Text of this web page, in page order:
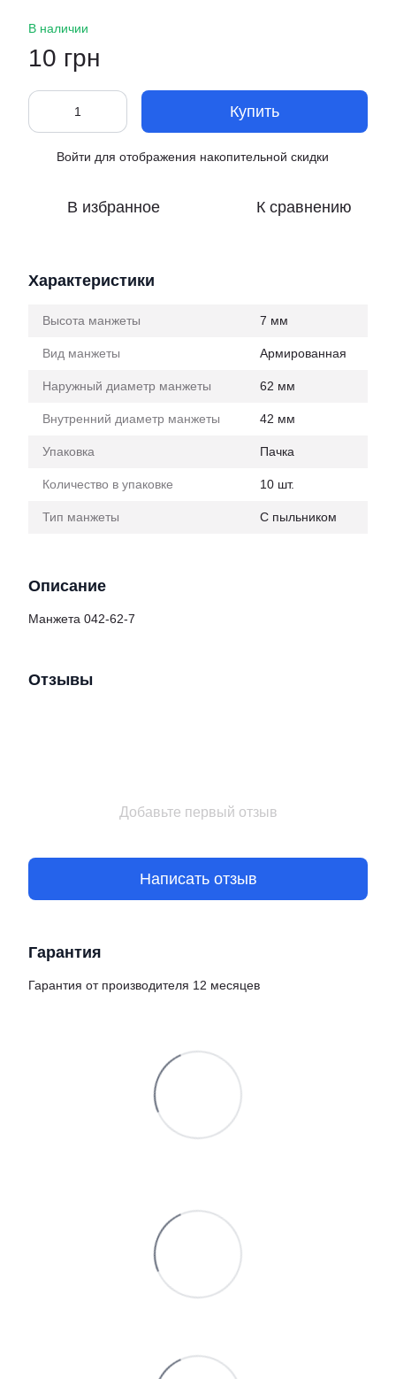
В наличии
10 грн
Купить
Войти для отображения накопительной скидки
В избранное К сравнению
Характеристики
Высота манжеты 7 мм
Вид манжеты Армированная
Наружный диаметр манжеты 62 мм
Внутренний диаметр манжеты 42 мм
Упаковка Пачка
Количество в упаковке 10 шт.
Тип манжеты С пыльником
Описание
Манжета 042-62-7
Отзывы
Добавьте первый отзыв
Написать отзыв
Гарантия
Гарантия от производителя 12 месяцев